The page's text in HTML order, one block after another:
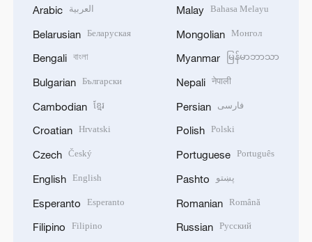
Arabic العربية
Belarusian Беларуская
Bengali বাংলা
Bulgarian Български
Cambodian ខ្មែរ
Croatian Hrvatski
Czech Český
English English
Esperanto Esperanto
Filipino Filipino
Malay Bahasa Melayu
Mongolian Монгол
Myanmar မြန်မာဘာသာ
Nepali नेपाली
Persian فارسی
Polish Polski
Portuguese Português
Pashto پښتو
Romanian Română
Russian Русский